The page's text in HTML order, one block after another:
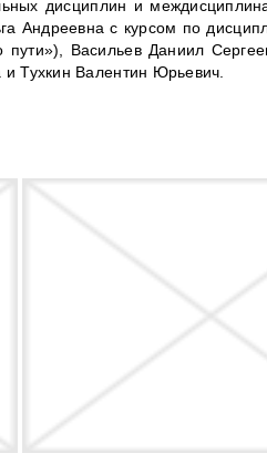
дисциплин и
Андреевна с курсом по
Васильев Даниил
Тухкин Валентин Юрьевич.